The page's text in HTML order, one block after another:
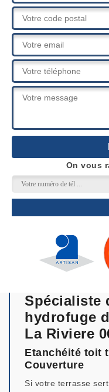
On vous
Spécialiste
hydrofuge
La Riviere
Etanchéité toit
Couverture
Si votre terrasse